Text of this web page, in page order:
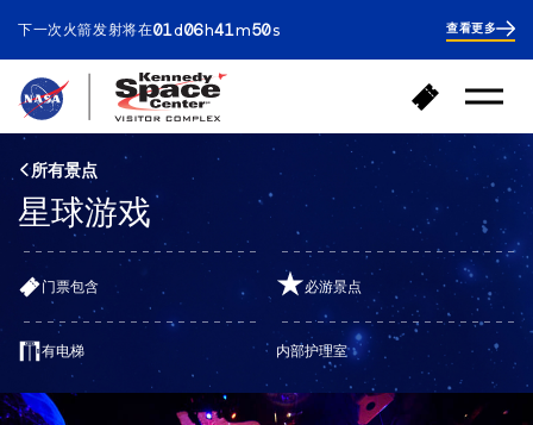
下一次火箭发射将在01d ay
06 hours
41minutes
49seconds
day6
hours 42
minutes
查看更多
首
门
票
打
所有景点
星球游戏
门票包含 必游景点
有电梯 内部护理室